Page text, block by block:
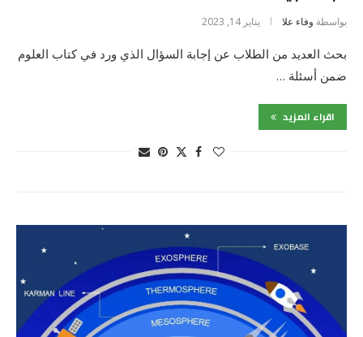
بواسطة وفاء علا يناير 14, 2023
بحث العديد من الطلاب عن إجابة السؤال الذي ورد في كتاب العلوم
ضمن أسئلة …
اقراء المزيد